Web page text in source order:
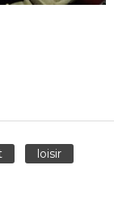
loisir